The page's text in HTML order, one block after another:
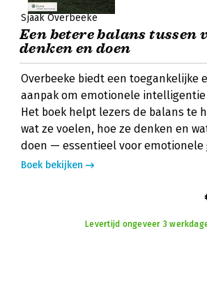
Sjaak Overbeeke
Een betere balans tussen
denken en doen
Overbeeke biedt een toegankelijke
aanpak om emotionele
Het boek helpt lezers de balans te
wat ze voelen, hoe ze denken en
doen — essentieel voor emotionele
Boek bekijken
Levertijd ongeveer 3